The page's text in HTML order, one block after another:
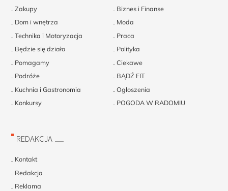
Zakupy
Biznes i Finanse
Dom i wnętrza
Moda
Technika i Motoryzacja
Praca
Będzie się działo
Polityka
Pomagamy
Ciekawe
Podróże
BĄDŹ FIT
Kuchnia i Gastronomia
Ogłoszenia
Konkursy
POGODA W RADOMIU
REDAKCJA
Kontakt
Redakcja
Reklama